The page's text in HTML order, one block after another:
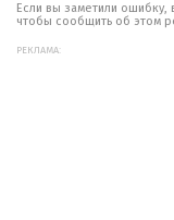
Если вы заметили ошибку,
чтобы сообщить об этом
РЕКЛАМА: